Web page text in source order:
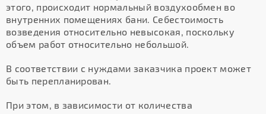
этого, происходит нормальный воздухообмен во
внутренних помещениях бани. Себестоимость
возведения относительно невысокая, поскольку
объем работ относительно небольшой.
В соответствии с нуждами заказчика проект может
быть перепланирован.
При этом, в зависимости от количества